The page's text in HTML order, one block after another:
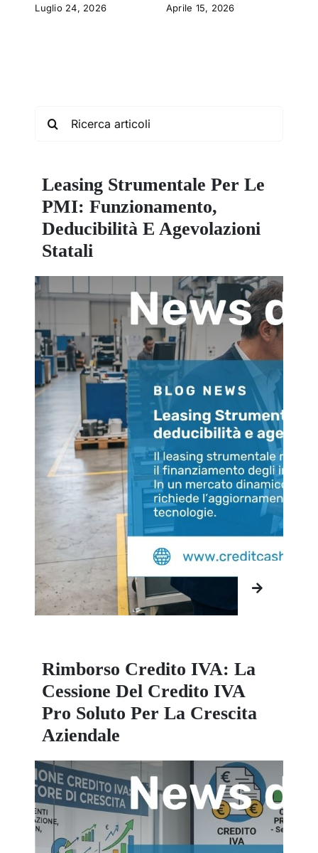
Luglio 24, 2026 Aprile 15, 2026
Leasing Strumentale Per Le
PMI: Funzionamento,
Deducibilità E Agevolazioni
Statali
Rimborso Credito IVA: La
Cessione Del Credito IVA
Pro Soluto Per La Crescita
Aziendale